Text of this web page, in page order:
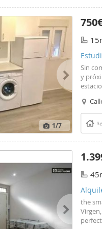
1/7
Sin
y
the
Virgen,